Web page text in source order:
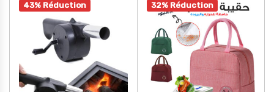
43% Réduction 32% Réduction